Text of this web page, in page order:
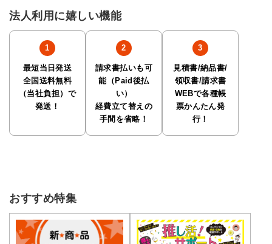
法人利用に嬉しい機能
最短当日発送
全国送料無料
（当社負担）で
発送！
請求書払いも可
能（Paid後払
い）
経費立て替えの
手間を省略！
見積書/納品書/
領収書/請求書
WEBで各種帳
票かんたん発
行！
おすすめ特集